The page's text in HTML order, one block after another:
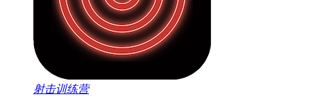
射击训练营